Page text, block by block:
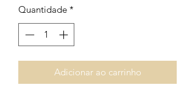
Quantidade *
Adicionar ao carrinho